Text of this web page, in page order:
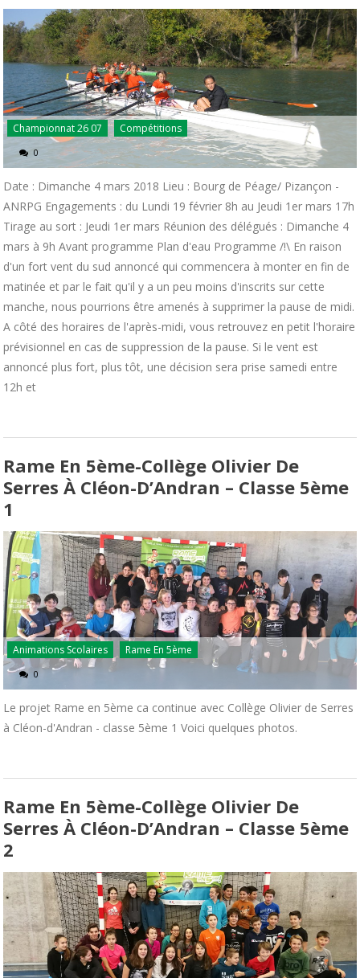
Championnat 26 07 Compétitions
0
Date : Dimanche 4 mars 2018 Lieu : Bourg de Péage/ Pizançon -
ANRPG Engagements : du Lundi 19 février 8h au Jeudi 1er mars 17h
Tirage au sort : Jeudi 1er mars Réunion des délégués : Dimanche 4
mars à 9h Avant programme Plan d'eau Programme /!\ En raison
d'un fort vent du sud annoncé qui commencera à monter en fin de
matinée et par le fait qu'il y a un peu moins d'inscrits sur cette
manche, nous pourrions être amenés à supprimer la pause de midi.
A côté des horaires de l'après-midi, vous retrouvez en petit l'horaire
prévisionnel en cas de suppression de la pause. Si le vent est
annoncé plus fort, plus tôt, une décision sera prise samedi entre
12h et
Rame En 5ème-Collège Olivier De
Serres À Cléon-D’Andran – Classe 5ème
1
Animations Scolaires Rame En 5ème
0
Le projet Rame en 5ème ca continue avec Collège Olivier de Serres
à Cléon-d'Andran - classe 5ème 1 Voici quelques photos.
Rame En 5ème-Collège Olivier De
Serres À Cléon-D’Andran – Classe 5ème
2